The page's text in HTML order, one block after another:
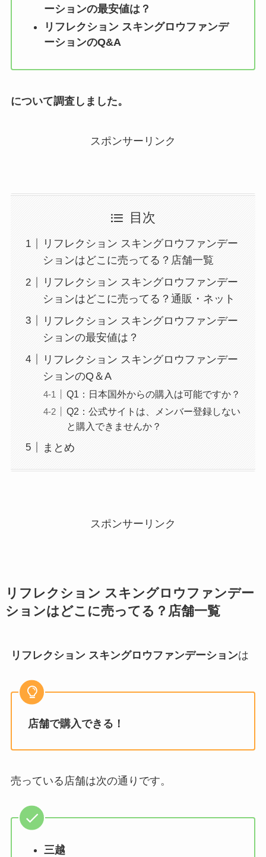
ーションの最安値は？
リフレクション スキングロウファンデ
ーションのQ&A
について調査しました。
スポンサーリンク
目次
リフレクション スキングロウファンデー
ションはどこに売ってる？店舗一覧
リフレクション スキングロウファンデー
ションはどこに売ってる？通販・ネット
リフレクション スキングロウファンデー
ションの最安値は？
リフレクション スキングロウファンデー
ションのQ＆A
Q1：日本国外からの購入は可能ですか？
Q2：公式サイトは、メンバー登録しない
と購入できませんか？
まとめ
スポンサーリンク
リフレクション スキングロウファンデー
ションはどこに売ってる？店舗一覧
リフレクション スキングロウファンデーションは
店舗で購入できる！
売っている店舗は次の通りです。
三越